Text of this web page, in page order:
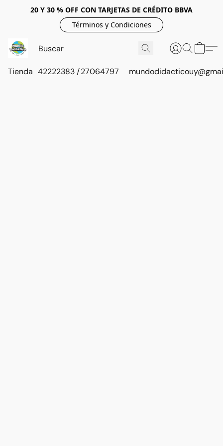
20 Y 30 % OFF CON TARJETAS DE CRÉDITO BBVA
Términos y Condiciones
Tienda 42222383 / 27064797